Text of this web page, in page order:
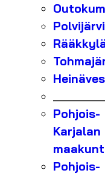
Polvijärvi
Pohjois-
Karjalan
Pohjois-